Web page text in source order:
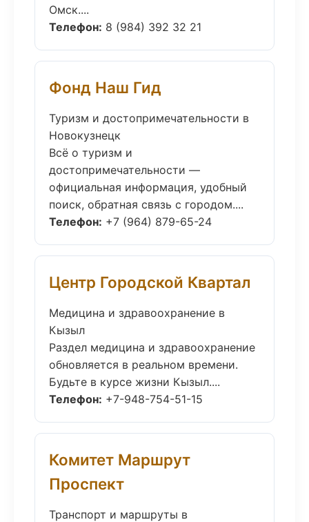
Омск....
Телефон: 8 (984) 392 32 21
Фонд Наш Гид
Туризм и достопримечательности в
Новокузнецк
Всё о туризм и
достопримечательности —
официальная информация, удобный
поиск, обратная связь с городом....
Телефон: +7 (964) 879-65-24
Центр Городской Квартал
Медицина и здравоохранение в
Кызыл
Раздел медицина и здравоохранение
обновляется в реальном времени.
Будьте в курсе жизни Кызыл....
Телефон: +7-948-754-51-15
Комитет Маршрут
Проспект
Транспорт и маршруты в